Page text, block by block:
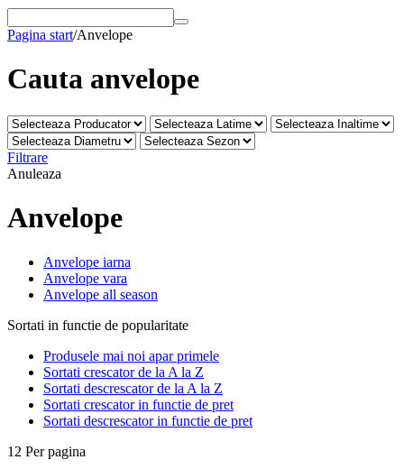
Pagina start/Anvelope
Cauta anvelope
Filtrare
Anuleaza
Anvelope
Anvelope iarna
Anvelope vara
Anvelope all season
Sortati in functie de popularitate
Produsele mai noi apar primele
Sortati crescator de la A la Z
Sortati descrescator de la A la Z
Sortati crescator in functie de pret
Sortati descrescator in functie de pret
12 Per pagina